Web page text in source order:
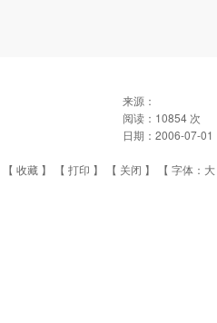
来源：
阅读： 10854 次
日期： 2006-07-01
【 收藏 】 【 打印 】 【 关闭 】 【 字体： 大